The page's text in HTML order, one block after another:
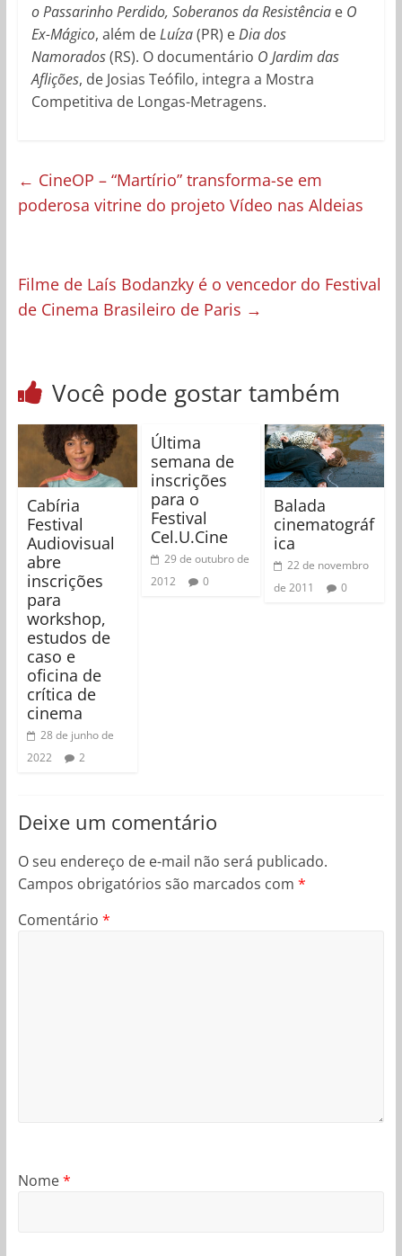
o Passarinho Perdido, Soberanos da Resistênciae O
Ex-Mágico, além deLuíza(PR) eDia dos
Namorados(RS). O documentário O Jardim das
Aflições, de Josias Teófilo, integra a Mostra
Competitiva de Longas-Metragens.
← CineOP – “Martírio” transforma-se em
poderosa vitrine do projeto Vídeo nas Aldeias
Filme de Laís Bodanzky é o vencedor do Festival
de Cinema Brasileiro de Paris →
Você pode gostar também
Cabíria
Festival
Audiovisual
abre
inscrições
para
workshop,
estudos de
caso e
oficina de
crítica de
cinema
28 de junho de
2022
2
Última
semana de
inscrições
para o
Festival
Cel.U.Cine
29 de outubro de
2012
0
Balada
cinematográf
ica
22 de novembro
de 2011
0
Deixe um comentário
O seu endereço de e-mail não será publicado.
Campos obrigatórios são marcados com *
Comentário *
Nome*